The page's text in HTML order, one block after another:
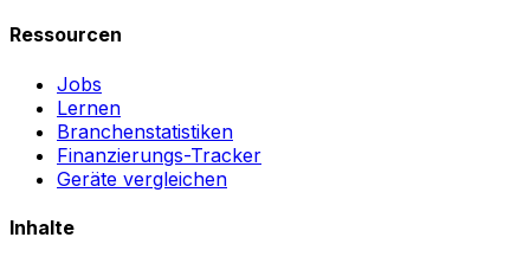
Ressourcen
Jobs
Lernen
Branchenstatistiken
Finanzierungs-Tracker
Geräte vergleichen
Inhalte